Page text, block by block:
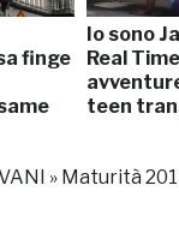
finge
Io sono
Real
teen
» Maturità